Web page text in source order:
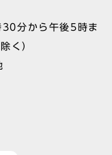
30分から午後5時ま
く）